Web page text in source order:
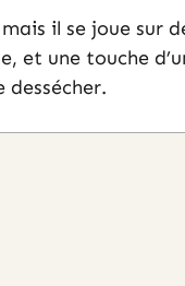
il se joue sur
et une touche
dessécher.